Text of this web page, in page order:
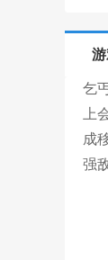
乞
上
成
强